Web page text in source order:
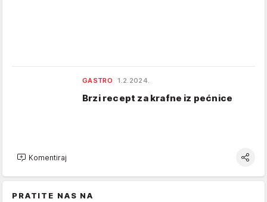
GASTRO 1.2.2024.
Brzi recept za krafne iz pećnice
Komentiraj
PRATITE NAS NA